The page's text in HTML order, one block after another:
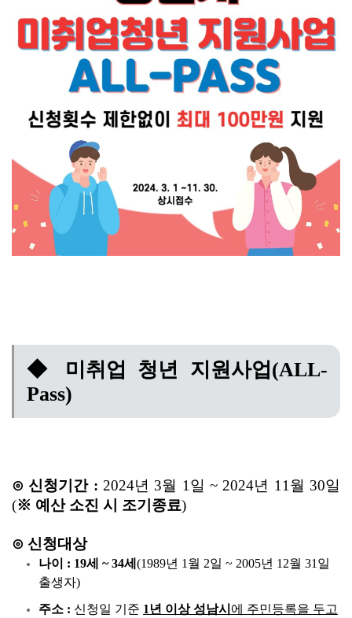
◆ 미취업 청년 지원사업(ALL-
Pass)
⊙ 신청기간 : 2024년 3월 1일 ~ 2024년 11월 30일
(※ 예산 소진 시 조기종료)
⊙ 신청대상
나이 : 19세 ~ 34세 (1989년 1월 2일 ~ 2005년 12월 31일
출생자)
주소 : 신청일 기준 1년 이상 성남시 에 주민등록을 두고